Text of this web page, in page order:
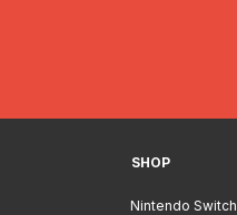
SHOP
Nintendo Switch